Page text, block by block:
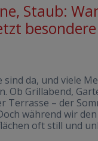
Staub:
da, und viele
Ob Grillabend,
Terrasse – der
während wir
oft still und